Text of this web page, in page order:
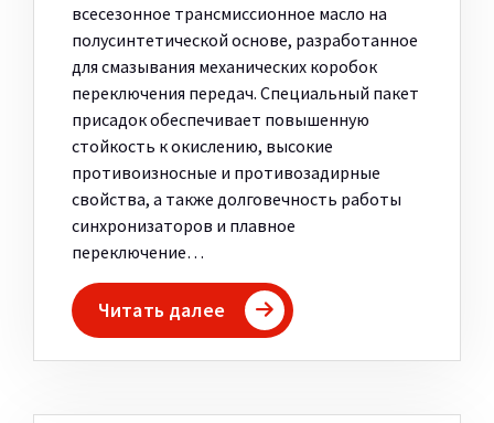
всесезонное трансмиссионное масло на
полусинтетической основе, разработанное
для смазывания механических коробок
переключения передач. Специальный пакет
присадок обеспечивает повышенную
стойкость к окислению, высокие
противоизносные и противозадирные
свойства, а также долговечность работы
синхронизаторов и плавное
переключение…
Читать далее